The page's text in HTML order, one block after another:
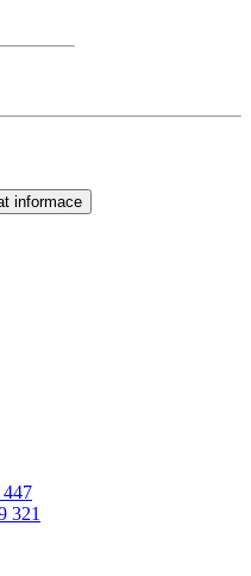
321